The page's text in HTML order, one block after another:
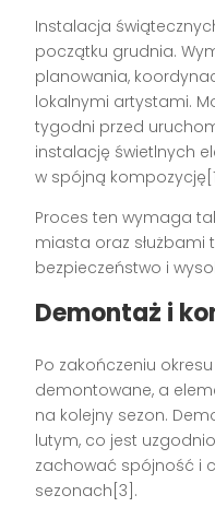
Instalacja
początku grudnia.
planowania,
lokalnymi artystami.
tygodni przed
instalację świetlnych
w spójną
Proces ten wymaga
miasta oraz służbami
bezpieczeństwo i
Demontaż i
Po zakończeniu
demontowane, a
na kolejny sezon.
lutym, co jest
zachować spójność i
sezonach[3].